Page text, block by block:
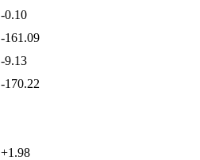
-0.10
-161.09
-9.13
-170.22
+1.98